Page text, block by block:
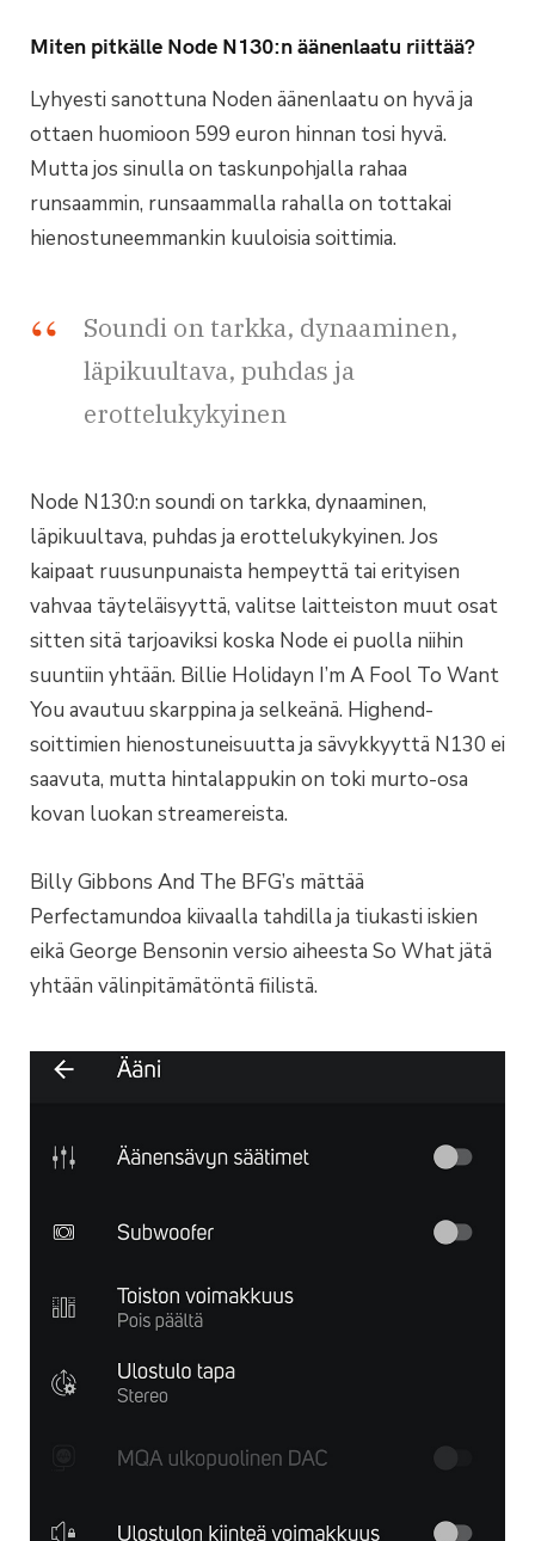
Miten pitkälle Node N130:n äänenlaatu riittää?
Lyhyesti sanottuna Noden äänenlaatu on hyvä ja
ottaen huomioon 599 euron hinnan tosi hyvä.
Mutta jos sinulla on taskunpohjalla rahaa
runsaammin, runsaammalla rahalla on tottakai
hienostuneemmankin kuuloisia soittimia.
Soundi on tarkka, dynaaminen,
läpikuultava, puhdas ja
erottelukykyinen
Node N130:n soundi on tarkka, dynaaminen,
läpikuultava, puhdas ja erottelukykyinen. Jos
kaipaat ruusunpunaista hempeyttä tai erityisen
vahvaa täyteläisyyttä, valitse laitteiston muut osat
sitten sitä tarjoaviksi koska Node ei puolla niihin
suuntiin yhtään. Billie Holidayn I’m A Fool To Want
You avautuu skarppina ja selkeänä. Highend-
soittimien hienostuneisuutta ja sävykkyyttä N130 ei
saavuta, mutta hintalappukin on toki murto-osa
kovan luokan streamereista.
Billy Gibbons And The BFG’s mättää
Perfectamundoa kiivaalla tahdilla ja tiukasti iskien
eikä George Bensonin versio aiheesta So What jätä
yhtään välinpitämätöntä fiilistä.